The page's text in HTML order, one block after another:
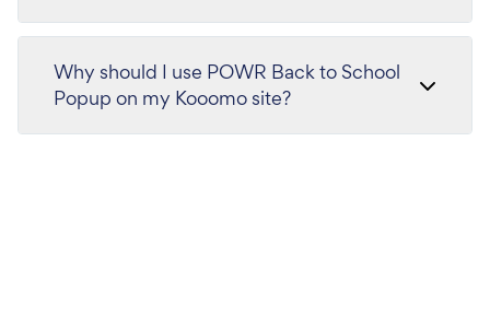
Why should I use POWR Back to School
Popup on my Kooomo site?